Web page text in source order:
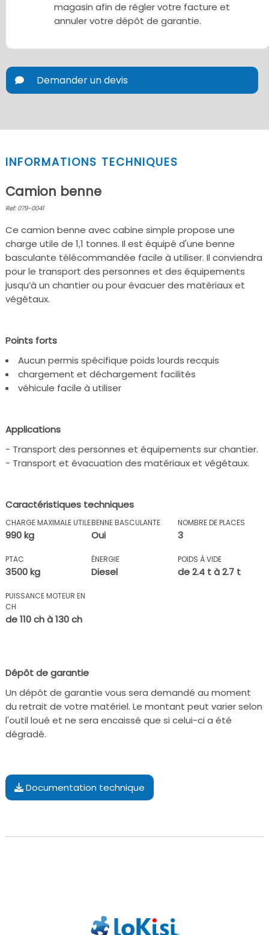
magasin afin de régler votre facture et
annuler votre dépôt de garantie.
Demander un devis
INFORMATIONS TECHNIQUES
Camion benne
Ref: 079-0041
Ce camion benne avec cabine simple propose une
charge utile de 1,1 tonnes. Il est équipé d'une benne
basculante télécommandée facile à utiliser. Il conviendra
pour le transport des personnes et des équipements
jusqu’à un chantier ou pour évacuer des matériaux et
végétaux.
Points forts
Aucun permis spécifique poids lourds recquis
chargement et déchargement facilités
véhicule facile à utiliser
Applications
- Transport des personnes et équipements sur chantier.
- Transport et évacuation des matériaux et végétaux.
Caractéristiques techniques
CHARGE MAXIMALE UTILE
990 kg
BENNE BASCULANTE
Oui
NOMBRE DE PLACES
3
PTAC
3500 kg
ÉNERGIE
Diesel
POIDS À VIDE
de 2.4 t à 2.7 t
PUISSANCE MOTEUR EN
CH
de 110 ch à 130 ch
Dépôt de garantie
Un dépôt de garantie vous sera demandé au moment
du retrait de votre matériel. Le montant peut varier selon
l'outil loué et ne sera encaissé que si celui-ci a été
dégradé.
Documentation technique